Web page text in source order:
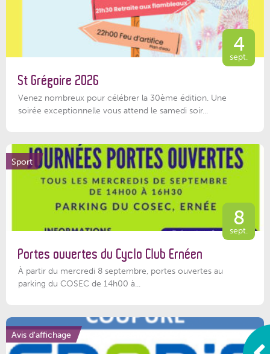
4
sept.
St Grégoire 2026
Venez nombreux pour célébrer la 30ème édition. Une
soirée exceptionnelle vous attend le samedi soir...
Sport
8
sept.
Portes ouvertes du Cyclo Club Ernéen
À partir du mercredi 8 septembre, portes ouvertes au
parking du COSEC de 14h00 à...
Avis d'affichage